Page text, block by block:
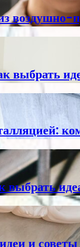
воздушно-
выбрать
выбрать
и советы